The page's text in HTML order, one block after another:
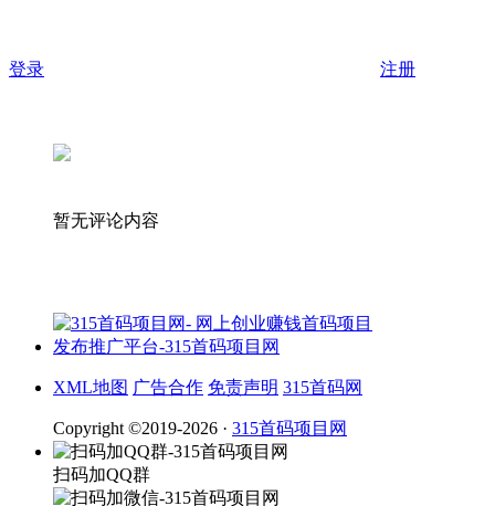
登录 注册
暂无评论内容
XML地图 广告合作 免责声明 315首码网
Copyright ©2019-2026 · 315首码项目网
扫码加QQ群